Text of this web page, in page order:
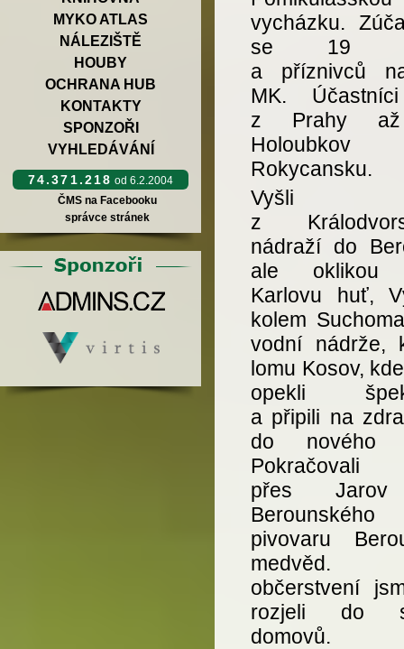
MYKO ATLAS
NÁLEZIŠTĚ
HOUBY
OCHRANA HUB
KONTAKTY
SPONZOŘI
VYHLEDÁVÁNÍ
74.371.218 od 6.2.2004
ČMS na Facebooku
správce stránek
vycházku.
se 19
a příznivců
MK.
z Prahy
Rokycansku.
Vyšli
z
nádraží do
ale oklikou
Karlovu huť,
kolem
vodní nádrže,
lomu Kosov,
opekli
a připili na
do nového
Pokračovali
přes
Berounského
pivovaru
medvěd.
občerstvení
rozjeli do
domovů.